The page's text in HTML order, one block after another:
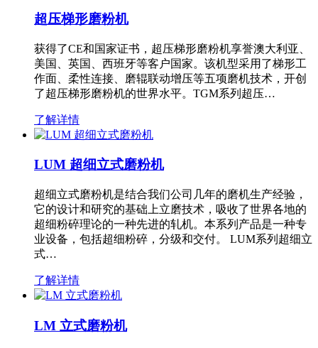
超压梯形磨粉机
获得了CE和国家证书，超压梯形磨粉机享誉澳大利亚、
美国、英国、西班牙等客户国家。该机型采用了梯形工
作面、柔性连接、磨辊联动增压等五项磨机技术，开创
了超压梯形磨粉机的世界水平。TGM系列超压…
了解详情
LUM 超细立式磨粉机
超细立式磨粉机是结合我们公司几年的磨机生产经验，
它的设计和研究的基础上立磨技术，吸收了世界各地的
超细粉碎理论的一种先进的轧机。本系列产品是一种专
业设备，包括超细粉碎，分级和交付。 LUM系列超细立
式…
了解详情
LM 立式磨粉机